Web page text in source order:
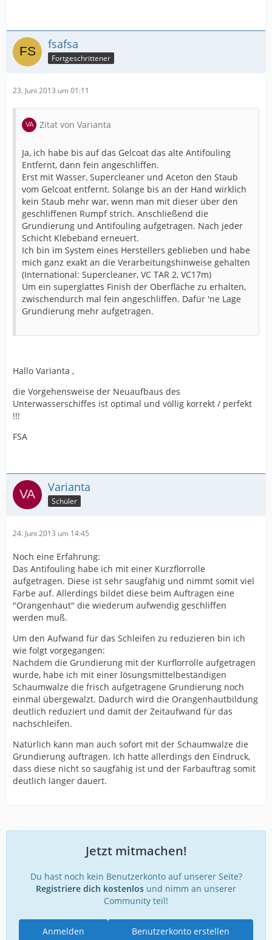
fsafsa
Fortgeschrittener
23. Juni 2013 um 01:11
Zitat von Varianta
Ja, ich habe bis auf das Gelcoat das alte Antifouling
Entfernt, dann fein angeschliffen.
Erst mit Wasser, Supercleaner und Aceton den Staub
vom Gelcoat entfernt. Solange bis an der Hand wirklich
kein Staub mehr war, wenn man mit dieser über den
geschliffenen Rumpf strich. Anschließend die
Grundierung und Antifouling aufgetragen. Nach jeder
Schicht Klebeband erneuert.
Ich bin im System eines Herstellers geblieben und habe
mich ganz exakt an die Verarbeitungshinweise gehalten
(International: Supercleaner, VC TAR 2, VC17m)
Um ein superglattes Finish der Oberfläche zu erhalten,
zwischendurch mal fein angeschliffen. Dafür 'ne Lage
Grundierung mehr aufgetragen.
Hallo Varianta ,
die Vorgehensweise der Neuaufbaus des
Unterwasserschiffes ist optimal und völlig korrekt / perfekt
!!!
FSA
Varianta
Schüler
24. Juni 2013 um 14:45
Noch eine Erfahrung:
Das Antifouling habe ich mit einer Kurzflorrolle
aufgetragen. Diese ist sehr saugfähig und nimmt somit viel
Farbe auf. Allerdings bildet diese beim Auftragen eine
"Orangenhaut" die wiederum aufwendig geschliffen
werden muß.
Um den Aufwand für das Schleifen zu reduzieren bin ich
wie folgt vorgegangen:
Nachdem die Grundierung mit der Kurflorrolle aufgetragen
wurde, habe ich mit einer lösungsmittelbeständigen
Schaumwalze die frisch aufgetragene Grundierung noch
einmal übergewalzt. Dadurch wird die Orangenhautbildung
deutlich reduziert und damit der Zeitaufwand für das
nachschleifen.
Natürlich kann man auch sofort mit der Schaumwalze die
Grundierung auftragen. Ich hatte allerdings den Eindruck,
dass diese nicht so saugfähig ist und der Farbauftrag somit
deutlich länger dauert.
Jetzt mitmachen!
Du hast noch kein Benutzerkonto auf unserer Seite?
Registriere dich kostenlos und nimm an unserer
Community teil!
Benutzerkonto erstellen
Anmelden